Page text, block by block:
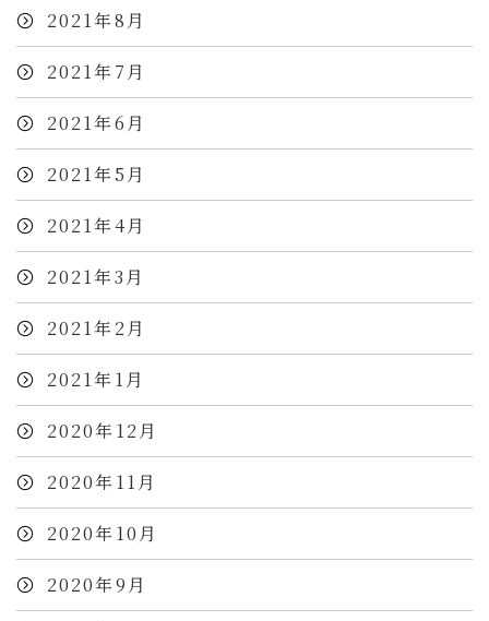
2021年8月
2021年7月
2021年6月
2021年5月
2021年4月
2021年3月
2021年2月
2021年1月
2020年12月
2020年11月
2020年10月
2020年9月